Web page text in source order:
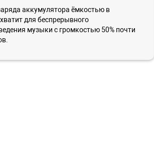
аккумулятора ёмкостью в
для беспрерывного
музыки с громкостью 50% почти